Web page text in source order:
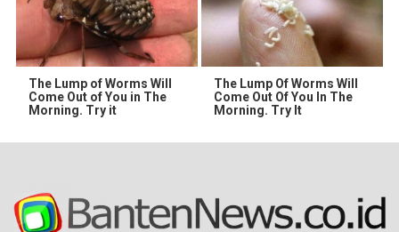
The Lump of Worms Will
Come Out of You in The
Morning. Try it
The Lump Of Worms Will
Come Out Of You In The
Morning. Try It